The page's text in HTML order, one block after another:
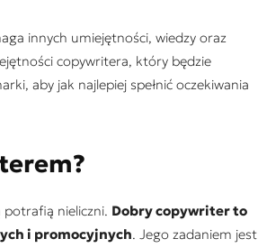
innych umiejętności, wiedzy oraz
copywritera, który będzie
aby jak najlepiej spełnić oczekiwania
nieliczni. Dobry copywriter to
i promocyjnych. Jego zadaniem jest